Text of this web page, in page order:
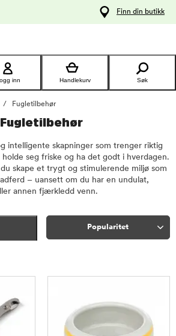
Finn din butikk
inn Handlekurv Søk
Fugletilbehør
Fugletilbehør
intelligente skapninger som trenger riktig
seg friske og ha det godt i hverdagen.
skape et trygt og stimulerende miljø som
– uansett om du har en undulat,
annen fjærkledd venn.
Popularitet